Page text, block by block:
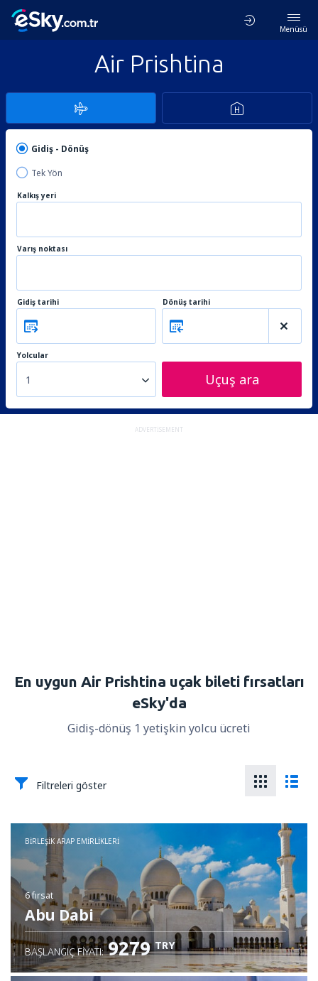
Menüsü
Air Prishtina
Gidiş - Dönüş
Tek Yön
Kalkış yeri
Varış noktası
Gidiş tarihi Dönüş tarihi
Yolcular
1 Uçuş ara
ADVERTISEMENT
En uygun Air Prishtina uçak bileti fırsatları
eSky'da
Gidiş-dönüş 1 yetişkin yolcu ücreti
Filtreleri göster
BIRLEŞIK ARAP EMIRLIKLERI
6 fırsat
Abu Dabi
BAŞLANGIÇ FIYATI: 9279 TRY